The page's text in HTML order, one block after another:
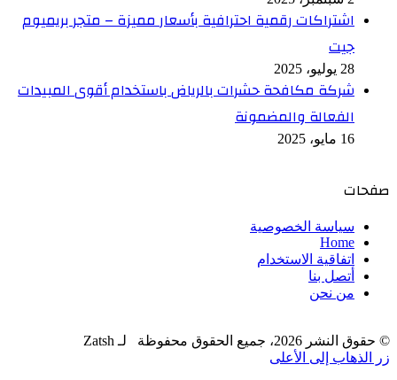
اشتراكات رقمية احترافية بأسعار مميزة – متجر بريميوم
جيت
28 يوليو، 2025
شركة مكافحة حشرات بالرياض باستخدام أقوى المبيدات
الفعالة والمضمونة
16 مايو، 2025
صفحات
سياسة الخصوصية
Home
اتفاقية الاستخدام
أتصل بنا
من نحن
© حقوق النشر 2026، جميع الحقوق محفوظة لـ Zatsh
زر الذهاب إلى الأعلى